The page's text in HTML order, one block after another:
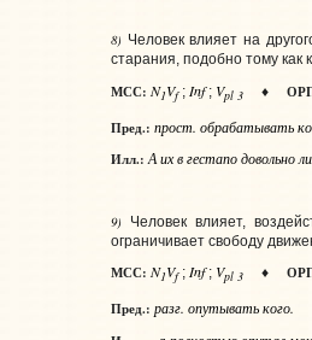
8) Человек влияет на
старания, подобно тому как
МСС: N1Vf;Inf;Vpl 3 ♦
Пред.: прост. обрабатывать
Илл.: А их в гестапо довольно
9)
Человек влияет,
ограничивает свободу
МСС: N1Vf;Inf;Vpl 3 ♦
Пред.: разг. опутыватького.